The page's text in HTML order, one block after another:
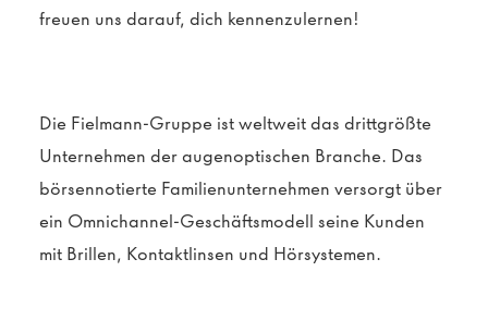
freuen uns darauf, dich kennenzulernen!
Die Fielmann-Gruppe ist weltweit das drittgrößte
Unternehmen der augenoptischen Branche. Das
börsennotierte Familienunternehmen versorgt über
ein Omnichannel-Geschäftsmodell seine Kunden
mit Brillen, Kontaktlinsen und Hörsystemen.